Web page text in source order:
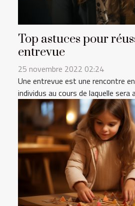
Top astuces pour
entrevue
25 novembre 2022 02:24
Une entrevue est une rencontre
individus au cours de laquelle sera